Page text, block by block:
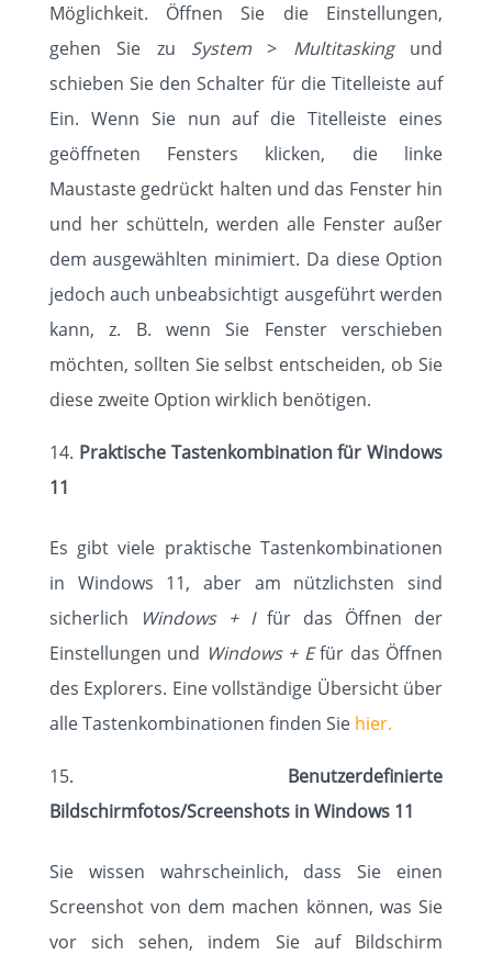
Möglichkeit. Öffnen Sie die Einstellungen,
gehen Sie zu
System > Multitasking
und
schieben Sie den Schalter für die Titelleiste auf
Ein. Wenn Sie nun auf die Titelleiste eines
geöffneten Fensters klicken, die linke
Maustaste gedrückt halten und das Fenster hin
und her schütteln, werden alle Fenster außer
dem ausgewählten minimiert. Da diese Option
jedoch auch unbeabsichtigt ausgeführt werden
kann, z. B. wenn Sie Fenster verschieben
möchten, sollten Sie selbst entscheiden, ob Sie
diese zweite Option wirklich benötigen.
Praktische Tastenkombination für Windows
11
Es gibt viele praktische Tastenkombinationen
in Windows 11, aber am nützlichsten sind
sicherlich
Windows + I für das Öffnen der
Einstellungen und Windows + E für das Öffnen
des Explorers. Eine vollständige Übersicht über
alle Tastenkombinationen finden Sie hier.
Benutzerdefinierte
Bildschirmfotos/Screenshots in Windows 11
Sie wissen wahrscheinlich, dass Sie einen
Screenshot von dem machen können, was Sie
vor sich sehen, indem Sie auf Bildschirm